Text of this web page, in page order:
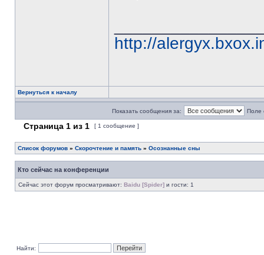
http://
Вернуться к началу
Показать сообщения за: Поле
Страница 1 из 1 [ 1 сообщение ]
Список форумов » Скорочтение и память » Осознанные сны
Кто сейчас на конференции
Сейчас этот форум просматривают: Baidu [Spider] и гости: 1
Найти: